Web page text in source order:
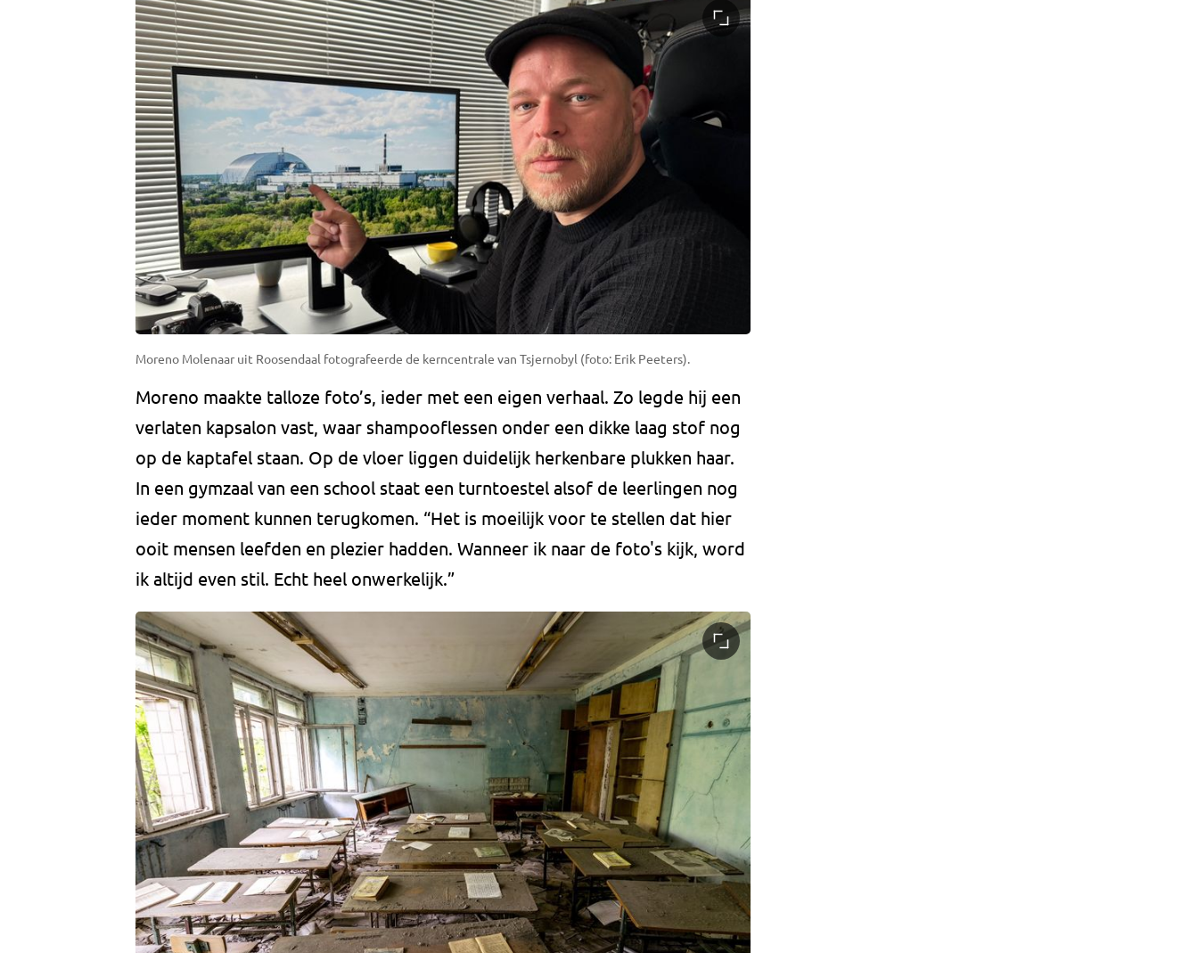
Moreno Molenaar uit Roosendaal fotografeerde de kerncentrale van Tsjernobyl (foto: Erik Peeters).
Moreno maakte talloze foto’s, ieder met een eigen verhaal. Zo legde hij een
verlaten kapsalon vast, waar shampooflessen onder een dikke laag stof nog
op de kaptafel staan. Op de vloer liggen duidelijk herkenbare plukken haar.
In een gymzaal van een school staat een turntoestel alsof de leerlingen nog
ieder moment kunnen terugkomen. “Het is moeilijk voor te stellen dat hier
ooit mensen leefden en plezier hadden. Wanneer ik naar de foto's kijk, word
ik altijd even stil. Echt heel onwerkelijk.”